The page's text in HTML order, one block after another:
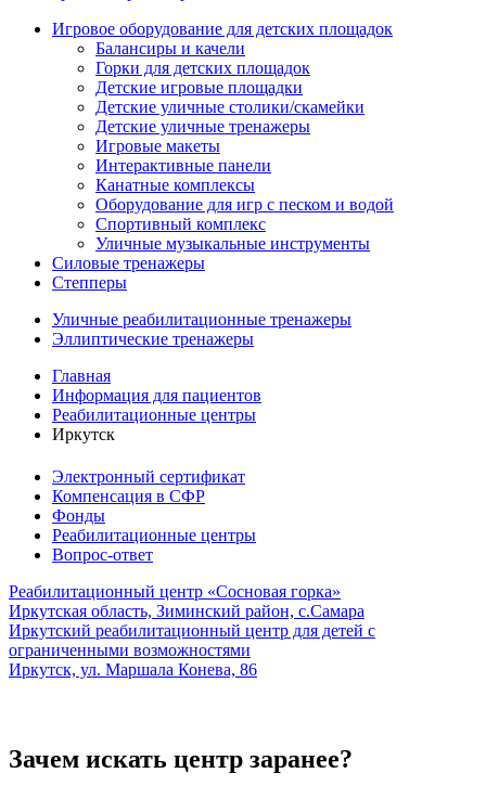
Игровое оборудование для детских площадок
Балансиры и качели
Горки для детских площадок
Детские игровые площадки
Детские уличные столики/скамейки
Детские уличные тренажеры
Игровые макеты
Интерактивные панели
Канатные комплексы
Оборудование для игр с песком и водой
Спортивный комплекс
Уличные музыкальные инструменты
Силовые тренажеры
Степперы
Уличные реабилитационные тренажеры
Эллиптические тренажеры
Главная
Информация для пациентов
Реабилитационные центры
Иркутск
Электронный сертификат
Компенсация в СФР
Фонды
Реабилитационные центры
Вопрос-ответ
Реабилитационный центр «Сосновая горка»
Иркутская область, Зиминский район, с.Самара
Иркутский реабилитационный центр для детей с
ограниченными возможностями
Иркутск, ул. Маршала Конева, 86
Зачем искать центр заранее?